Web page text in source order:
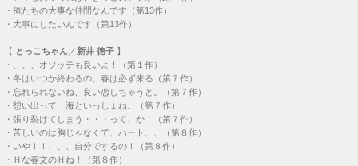
・ 俺たちの大事な仲間なんです（第13作）
・ 大事にしたいんです（第13作）
【 とっこちゃん ／新井 徳子 】
・
、、、オソッテも良いよ！（第１作）
・ 冬はいつか終わるの。春は必ず来る（第７作）
・ 忘れられないね、良い恋しちゃうと。（第７作）
・ 想い出って、海といっしょね。（第７作）
・ 張り裂けてしまう・・・って、か！（第７作）
・ 苦しいのは胸じゃなくて、ハート、、（第８作）
・ いや！！、、、自分でするの！（第８作）
・ Ｈな春文のＨね！（第８作）